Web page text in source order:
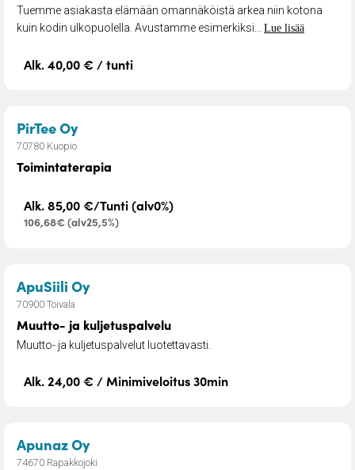
Tuemme asiakasta elämään omannäköistä arkea niin kotona
kuin kodin ulkopuolella. Avustamme esimerkiksi... Lue lisää
Alk. 40,00 € / tunti
PirTee Oy– Toimintaterapia
70780 Kuopio
Toimintaterapia
Alk. 85,00 €/Tunti (alv0%)
106,68€ (alv25,5%)
ApuSiili Oy– Muutto- ja kuljetuspalvelu
70900 Toivala
Muutto- ja kuljetuspalvelu
Muutto- ja kuljetuspalvelut luotettavasti.
Alk. 24,00 € / Minimiveloitus 30min
Apunaz Oy– Apunaz kotiapu ja hieronta
74670 Rapakkojoki